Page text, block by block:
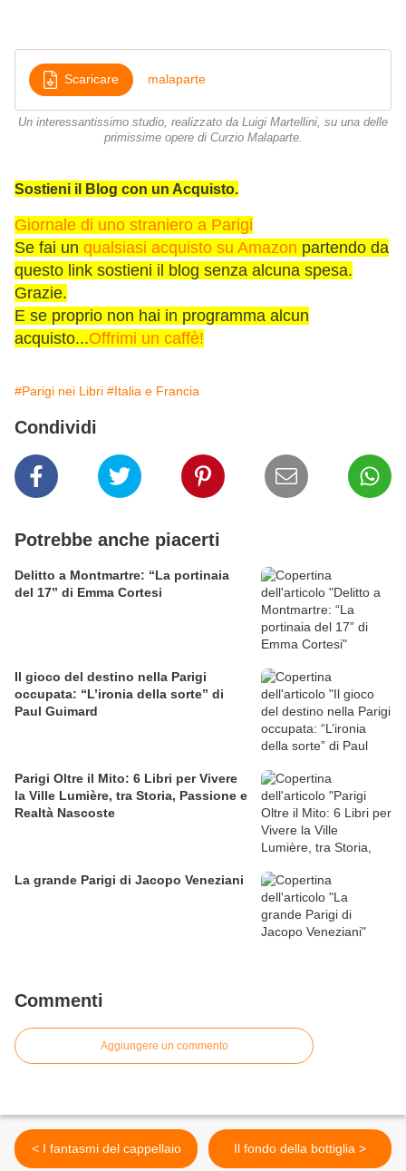
Scaricare malaparte
Un interessantissimo studio, realizzato da Luigi Martellini, su una delle
primissime opere di Curzio Malaparte.
Sostieni il Blog con un Acquisto.
Giornale di uno straniero a Parigi
Se fai un qualsiasi acquisto su Amazon partendo da
questo link sostieni il blog senza alcuna spesa.
Grazie.
E se proprio non hai in programma alcun
acquisto...Offrimi un caffè!
#Parigi nei Libri #Italia e Francia
Condividi
Potrebbe anche piacerti
Delitto a Montmartre: “La portinaia
del 17” di Emma Cortesi
Il gioco del destino nella Parigi
occupata: “L’ironia della sorte” di
Paul Guimard
Parigi Oltre il Mito: 6 Libri per Vivere
la Ville Lumière, tra Storia, Passione e
Realtà Nascoste
La grande Parigi di Jacopo Veneziani
Commenti
Aggiungere un commento
< I fantasmi del cappellaio Il fondo della bottiglia >